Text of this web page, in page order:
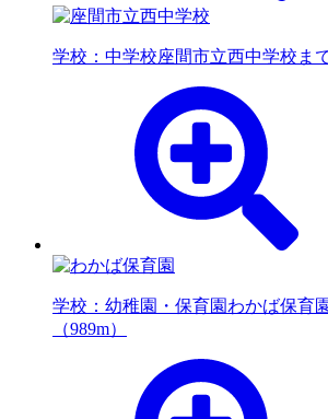
学校：中学校座間市立西中学校ま
学校：幼稚園・保育園 わかば保育
（989m）